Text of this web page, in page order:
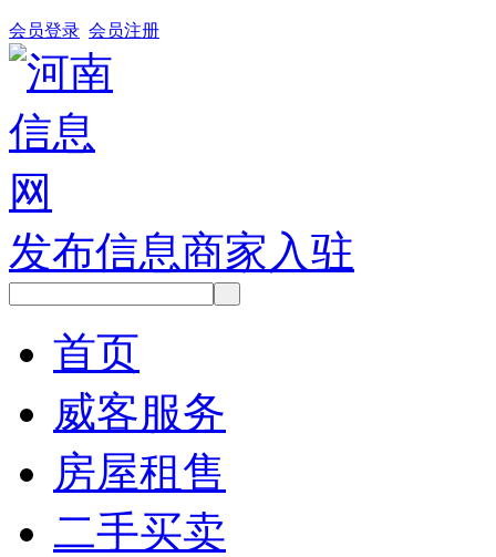
会员登录 会员注册
发布信息商家入驻
首页
威客服务
房屋租售
二手买卖